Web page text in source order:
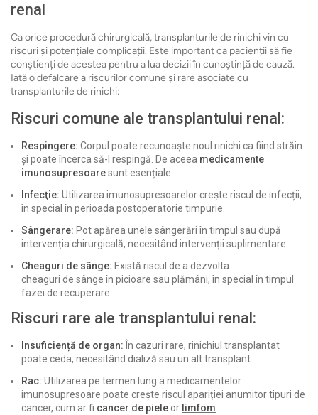
renal
Ca orice procedură chirurgicală, transplanturile de rinichi vin cu
riscuri și potențiale complicații. Este important ca pacienții să fie
conștienți de acestea pentru a lua decizii în cunoștință de cauză.
Iată o defalcare a riscurilor comune și rare asociate cu
transplanturile de rinichi:
Riscuri comune ale transplantului renal:
Respingere: Corpul poate recunoaște noul rinichi ca fiind străin
și poate încerca să-l respingă. De aceea medicamente
imunosupresoaresunt esențiale.
Infecţie: Utilizarea imunosupresoarelor crește riscul de infecții,
în special în perioada postoperatorie timpurie.
Sângerare: Pot apărea unele sângerări în timpul sau după
intervenția chirurgicală, necesitând intervenții suplimentare.
Cheaguri de sânge: Există riscul de a dezvolta
cheaguri de sângeîn picioare sau plămâni, în special în timpul
fazei de recuperare.
Riscuri rare ale transplantului renal:
Insuficiență de organ: În cazuri rare, rinichiul transplantat
poate ceda, necesitând dializă sau un alt transplant.
Rac: Utilizarea pe termen lung a medicamentelor
imunosupresoare poate crește riscul apariției anumitor tipuri de
cancer, cum ar fi cancer de piele or limfom.